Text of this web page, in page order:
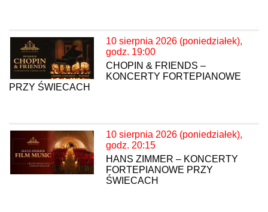
10 sierpnia 2026 (poniedziałek),
godz. 19:00
CHOPIN & FRIENDS –
KONCERTY FORTEPIANOWE
PRZY ŚWIECACH
10 sierpnia 2026 (poniedziałek),
godz. 20:15
HANS ZIMMER – KONCERTY
FORTEPIANOWE PRZY
ŚWIECACH